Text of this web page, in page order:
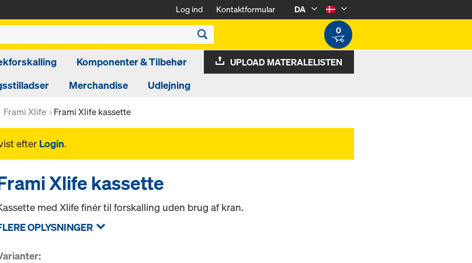
Log ind Kontaktformular
DA
0
Komponenter & Tilbehør
Merchandise Udlejning
UPLOAD MATERALELISTEN
Frami Xlife Frami Xlife kassette
efter Login.
Xlife kassette
med Xlife finér til forskalling uden brug af kran.
OPLYSNINGER